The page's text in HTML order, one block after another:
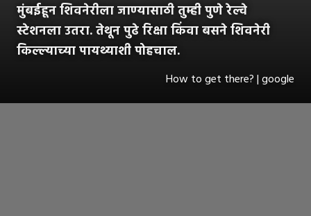
मुंबईहून शिवनेरीला जाण्यासाठी तुम्ही पुणे रेल्वे
स्टेशनला उतरा. तेथून पुढे रिक्षा किंवा बसने शिवनेरी
किल्ल्याच्या पायथ्याशी पोहचाल.
How to get there? | google